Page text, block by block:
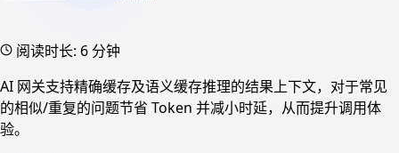
阅读时长: 6 分钟
AI 网关支持精确缓存及语义缓存推理的结果上下文，对于常见
的相似/重复的问题节省 Token 并减小时延，从而提升调用体
验。